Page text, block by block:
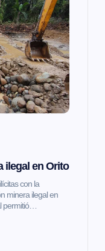
ilegal en Orito
con la
minera ilegal en
permitió…